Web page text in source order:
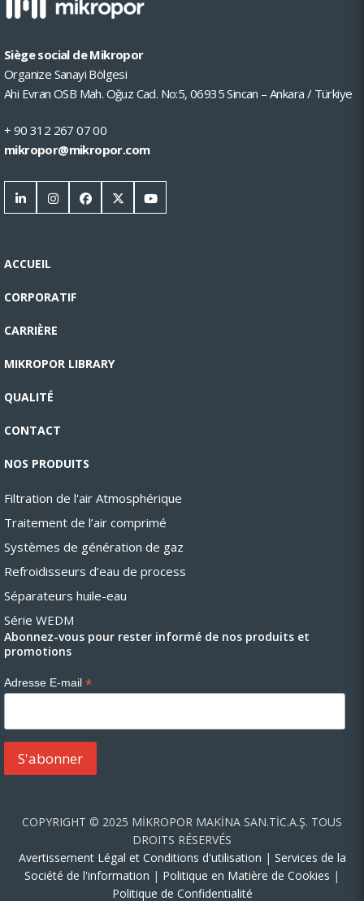
Siège social de Mikropor
Organize Sanayi Bölgesi
Ahi Evran OSB Mah. Oğuz Cad. No:5, 06935 Sincan – Ankara / Türkiye
+ 90 312 267 07 00
mikropor@mikropor.com
ACCUEIL
CORPORATIF
CARRIÈRE
MIKROPOR LIBRARY
QUALITÉ
CONTACT
NOS PRODUITS
Filtration de l'air Atmosphérique
Traitement de l’air comprimé
Systèmes de génération de gaz
Refroidisseurs d’eau de process
Séparateurs huile-eau
Série WEDM
Abonnez-vous pour rester informé de nos produits et
promotions
Adresse E-mail *
COPYRIGHT © 2025 MİKROPOR MAKİNA SAN.TİC.A.Ş. TOUS
DROITS RÉSERVÉS
Avertissement Légal et Conditions d'utilisation | Services de la
Société de l'information | Politique en Matière de Cookies |
Politique de Confidentialité